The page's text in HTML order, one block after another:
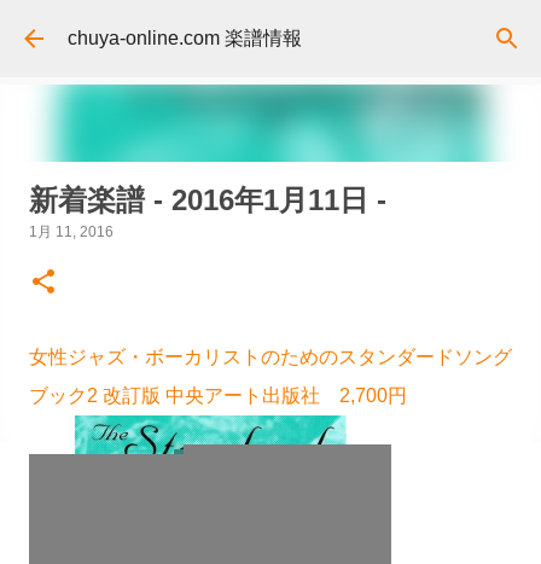
スキップしてメイン コンテンツに移動
chuya-online.com 楽譜情報
新着楽譜 - 2016年1月11日 -
1月 11, 2016
女性ジャズ・ボーカリストのためのスタンダードソング
ブック2 改訂版 中央アート出版社 2,700円